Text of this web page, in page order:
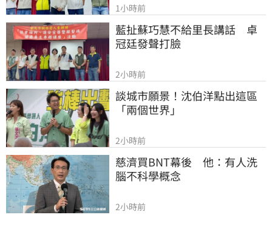
1小時前
藍扯蘇巧慧不給里長講話　卓
冠廷發聲打臉
2小時前
談城市願景！沈伯洋點出這區
「兩個世界」
2小時前
慈濟買BNT幕後　他：有人洗
腦不科學概念
2小時前